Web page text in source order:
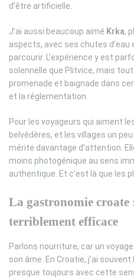
d’être artificielle.
J’ai aussi beaucoup aimé Krka,
aspects, avec ses chutes
parcourir. L’expérience y est
solennelle que Plitvice, mais
promenade et baignade dans
et la réglementation.
Pour les voyageurs qui aiment
belvédères, et les villages un
mérite davantage d’attention.
moins photogénique au sens
authentique. Et c’est là que les
La gastronomie croate
terriblement efficace
Parlons nourriture, car un
son âme. En Croatie, j’ai
presque toujours avec cette